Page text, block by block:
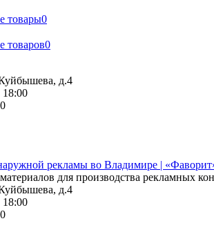
товары0
товаров0
д.4
для производства рекламных
д.4